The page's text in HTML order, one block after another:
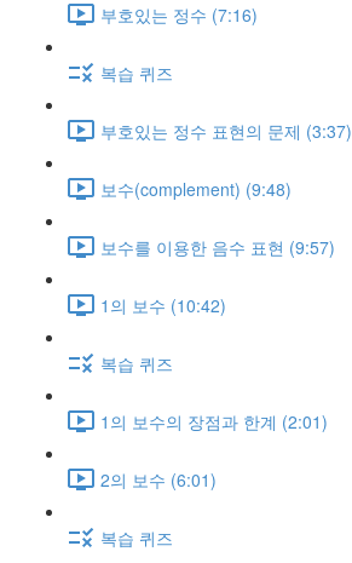
부호있는 정수 (7:16)
복습 퀴즈
부호있는 정수 표현의 문제 (3:37)
보수(complement) (9:48)
보수를 이용한 음수 표현 (9:57)
1의 보수 (10:42)
복습 퀴즈
1의 보수의 장점과 한계 (2:01)
2의 보수 (6:01)
복습 퀴즈